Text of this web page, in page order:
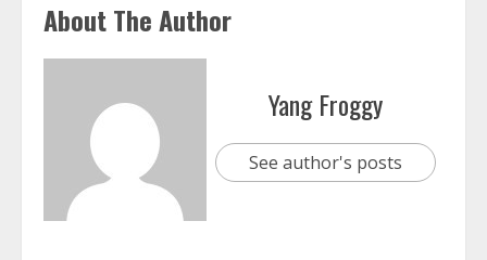
About The Author
Yang Froggy
See author's posts